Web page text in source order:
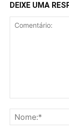
DEIXE UMA